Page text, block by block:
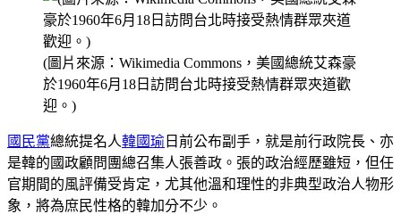
(圖片來源：Wikimedia Commons，美國總統艾森豪
於1960年6月18日訪問台北時接受熱情群眾夾道歡
迎。)
國民黨總統提名人韓國瑜 日前公布副手，就是前行政院長、亦
是韓的國政顧問團總召集人張善政。張的政治經歷雖短，但任
官期間的風評備受肯定，尤其他溫和理性的非典型政治人物形
象，將為庶民性格的韓加分不少。